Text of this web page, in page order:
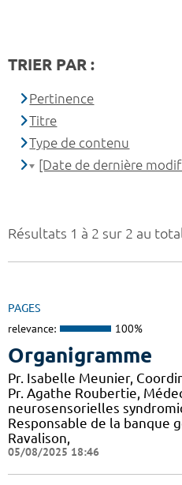
Résultats 1 à 2 sur 2 au
PAGES
relevance: 100%
Organigramme
Pr. Isabelle Meunier,
Pr. Agathe Roubertie,
neurosensorielles
Responsable de la banque
Ravalison,
05/08/2025 18:46
TRIER PAR :
Pertinence
Titre
Type de contenu
[Date de dernière